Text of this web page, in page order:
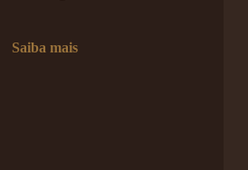
Saiba mais